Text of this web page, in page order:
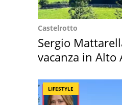
Castelrotto
Sergio
vacanza in Alto
LIFESTYLE